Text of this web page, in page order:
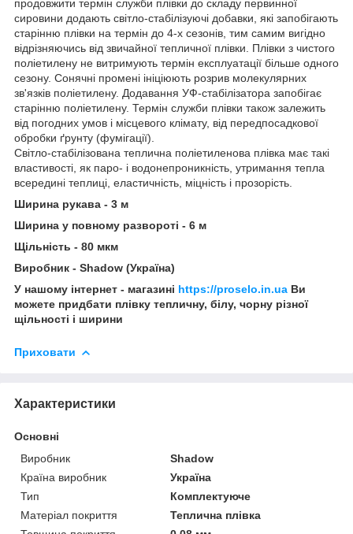
продовжити термін служби плівки до складу первинної
сировини додають світло-стабілізуючі добавки, які запобігають
старінню плівки на термін до 4-х сезонів, тим самим вигідно
відрізняючись від звичайної тепличної плівки. Плівки з чистого
поліетилену не витримують термін експлуатації більше одного
сезону. Сонячні промені ініціюють розрив молекулярних
зв'язків поліетилену. Додавання УФ-стабілізатора запобігає
старінню поліетилену. Термін служби плівки також залежить
від погодних умов і місцевого клімату, від передпосадкової
обробки ґрунту (фумігації).
Світло-стабілізована теплична поліетиленова плівка має такі
властивості, як паро- і водонепроникність, утримання тепла
всередині теплиці, еластичність, міцність і прозорість.
Ширина рукава - 3 м
Ширина у повному развороті - 6 м
Щільність - 80 мкм
Виробник - Shadow (Україна)
У нашому інтернет - магазині https://proselo.in.ua Ви
можете придбати плівку тепличну, білу, чорну різної
щільності і ширини
Приховати
Характеристики
Основні
Виробник
Shadow
Країна виробник
Україна
Тип
Комплектуюче
Матеріал покриття
Теплична плівка